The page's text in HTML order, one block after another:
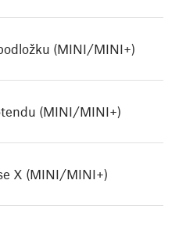
(MINI/MINI+)
(MINI/MINI+)
X (MINI/MINI+)